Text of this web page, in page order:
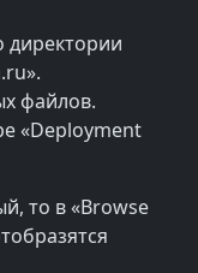
директории
файлов.
«Deployment
то в «Browse